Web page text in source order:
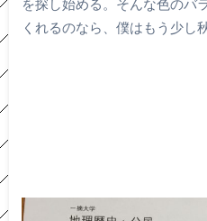
を探し始める。そんな色のバ
くれるのなら、僕はもう少し